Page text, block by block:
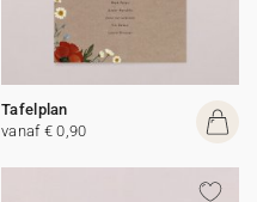
Tafelplan
vanaf € 0,90